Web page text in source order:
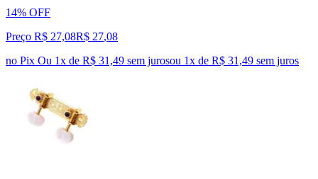
14% OFF
Preço R$ 27,08R$ 27,08
no Pix Ou 1x de R$ 31,49 sem jurosou 1x de R$ 31,49 sem juros